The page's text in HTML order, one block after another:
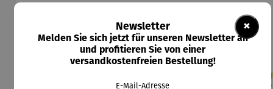
×
Newsletter
Melden Sie sich jetzt für unseren Newsletter an
und profitieren Sie von einer
versandkostenfreien Bestellung!
E-Mail-Adresse